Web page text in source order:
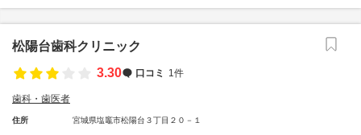
松陽台歯科クリニック
3.30
口コミ 1件
歯科・歯医者
住所 宮城県塩竈市松陽台３丁目２０－１